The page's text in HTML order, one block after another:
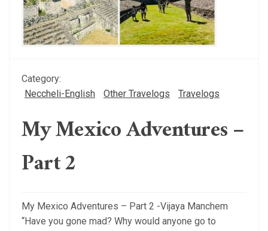
Category:
Neccheli-English
Other Travelogs Travelogs
My Mexico Adventures –
Part 2
My Mexico Adventures – Part 2 -Vijaya Manchem
“Have you gone mad? Why would anyone go to